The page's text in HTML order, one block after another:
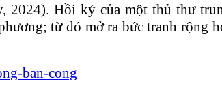
2024). Hồi ký của một thủ thư
từ đó mở ra bức tranh rộng
ban-cong